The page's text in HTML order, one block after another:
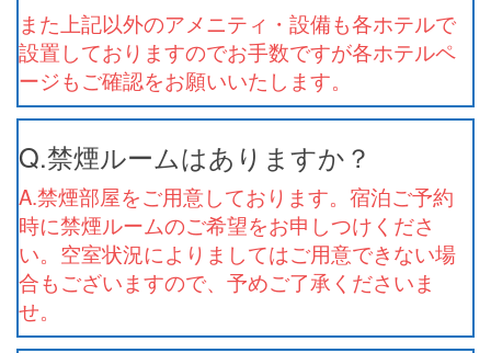
また上記以外のアメニティ・設備も各ホテルで
設置しておりますのでお手数ですが各ホテルペ
ージもご確認をお願いいたします。
Q.禁煙ルームはありますか？
A.禁煙部屋をご用意しております。宿泊ご予約
時に禁煙ルームのご希望をお申しつけくださ
い。空室状況によりましてはご用意できない場
合もございますので、予めご了承くださいま
せ。